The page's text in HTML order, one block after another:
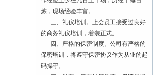
炼，现场经验丰富。
三、礼仪培训。上会员工接受过良好
的商务礼仪培训，着装正式。
四、严格的保密制度。公司有严格的
保密培训，将遵守保密协议作为从业的起
码操守。
五、发票。所有结算发票，保证是经